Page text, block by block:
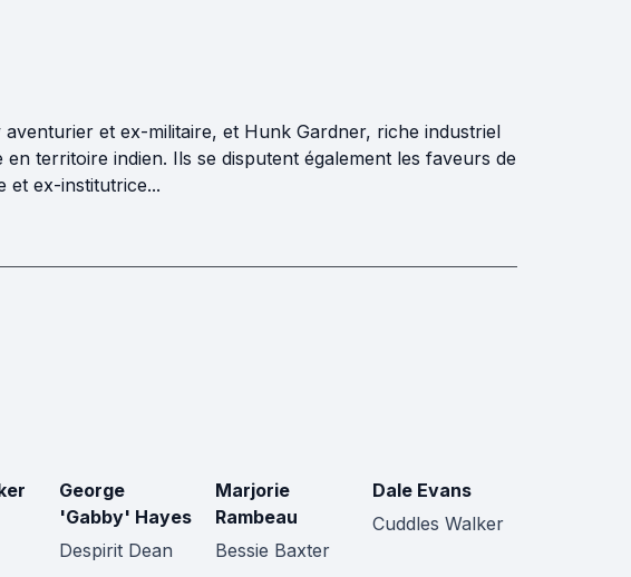
et ex-militaire, et Hunk Gardner, riche industriel
territoire indien. Ils se disputent également les faveurs de
et ex-institutrice...
George
'Gabby' Hayes
Despirit Dean
Marjorie
Rambeau
Bessie Baxter
Dale Evans
Cuddles Walker